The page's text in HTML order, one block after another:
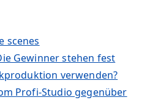
scenes
Gewinner stehen fest
verwenden?
Profi-Studio gegenüber